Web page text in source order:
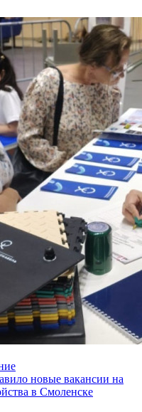
новые вакансии на
в Смоленске